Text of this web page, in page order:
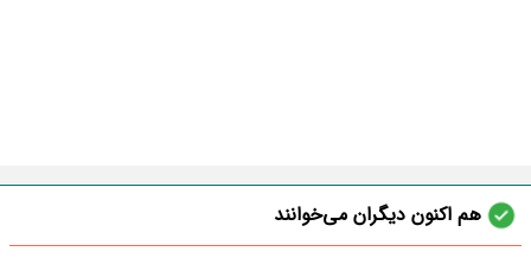
هم اکنون دیگران می‌خوانند